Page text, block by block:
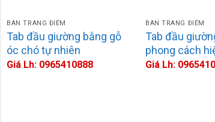
NỘI THẤT PHÒNG BẾP
Thiết kế nội thất phòng bếp PB5814
Giá Lh: 0965410888
NỘI
Thiết
Giá Lh:
BÀN TRANG ĐIỂM
Tab đầu giường bằng gỗ
óc chó tự nhiên
Giá Lh: 0965410888
BÀN TRANG ĐIỂM
Tab đầu
phong cách
Giá Lh: